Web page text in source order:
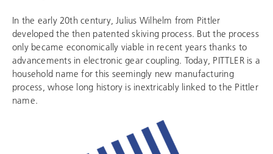
In the early 20th century, Julius Wilhelm from Pittler
developed the then patented skiving process. But the process
only became economically viable in recent years thanks to
advancements in electronic gear coupling. Today, PITTLER is a
household name for this seemingly new manufacturing
process, whose long history is inextricably linked to the Pittler
name.